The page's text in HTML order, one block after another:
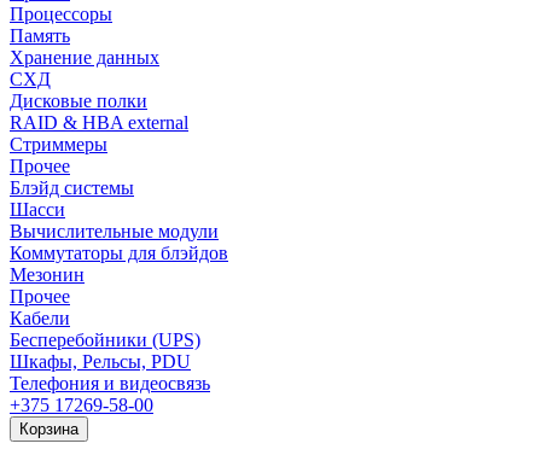
Процессоры
Память
Хранение данных
СХД
Дисковые полки
RAID & HBA external
Стриммеры
Прочее
Блэйд системы
Шасси
Вычислительные модули
Коммутаторы для блэйдов
Мезонин
Прочее
Кабели
Бесперебойники (UPS)
Шкафы, Рельсы, PDU
Телефония и видеосвязь
+375 17269-58-00
Корзина